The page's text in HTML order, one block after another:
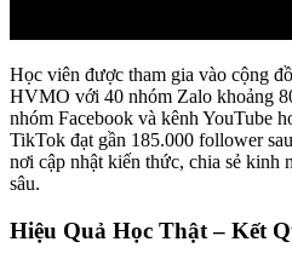
Học viên được tham gia vào cộng
HVMO với 40 nhóm Zalo khoảng
nhóm Facebook và kênh YouTube
TikTok đạt gần 185.000 follower
nơi cập nhật kiến thức, chia sẻ kinh
sâu.
Hiệu Quả Học Thật – Kết